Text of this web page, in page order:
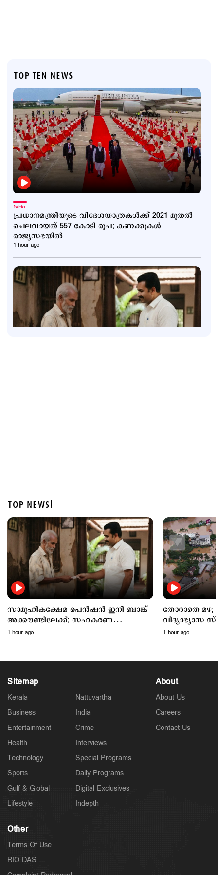
TOP TEN NEWS
Politics
പ്രധാനമന്ത്രിയുടെ വിദേശയാത്രകൾക്ക് 2021 മുതൽ
ചെലവായത് 557 കോടി രൂപ; കണക്കുകൾ
രാജ്യസഭയിൽ
1 hour ago
പത്തനംതിട്ട ജില്ലയില്‍ നാളെ അവധി; 3 ജില്ലകളില്‍
തീവ്രമഴ മുന്നറിയിപ്പ്
2 hours ago
പ്രളയ രക്ഷാപ്രവർത്തിന് ഉപയോഗിച്ച വാഹനത്തിന്
7000 രൂപ പിഴ ചുമത്തി; പിന്നാലെ ഇടപെട്ട് മുഖ്യമന്ത്രി
TOP NEWS!
സാമൂഹികക്ഷേമ പെൻഷൻ ഇനി ബാങ്ക്
അക്കൗണ്ടിലേക്ക്; സഹകരണ
ബാങ്കുകളെ ഒഴിവാക്കി
1 hour ago
തോരാതെ മഴ; അഞ്ച്
വിദ്യാഭ്യാസ
അവധി
1 hour ago
Sitemap
Kerala
Business
Entertainment
Health
Technology
Sports
Gulf & Global
Lifestyle
Nattuvartha
India
Crime
Interviews
Special Programs
Daily Programs
Digital Exclusives
Indepth
About
About Us
Careers
Contact Us
Other
Terms Of Use
RIO DAS